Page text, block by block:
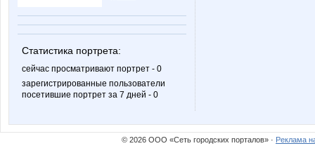
Статистика портрета:
сейчас просматривают портрет - 0
зарегистрированные пользователи
посетившие портрет за 7 дней - 0
© 2026 ООО «Сеть городских порталов» · Реклама